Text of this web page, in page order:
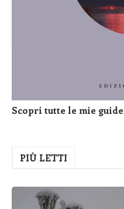
Scopri tutte le mie guide
PIÙ LETTI